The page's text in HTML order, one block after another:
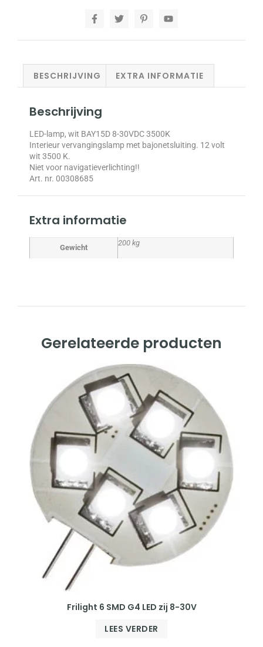
BESCHRIJVING EXTRA INFORMATIE
Beschrijving
LED-lamp, wit BAY15D 8-30VDC 3500K
Interieur vervangingslamp met bajonetsluiting. 12 volt
wit 3500 K.
Niet voor navigatieverlichting!!
Art. nr. 00308685
Extra informatie
Gewicht
200 kg
Gerelateerde producten
Frilight 6 SMD G4 LED zij 8-30V
LEES VERDER